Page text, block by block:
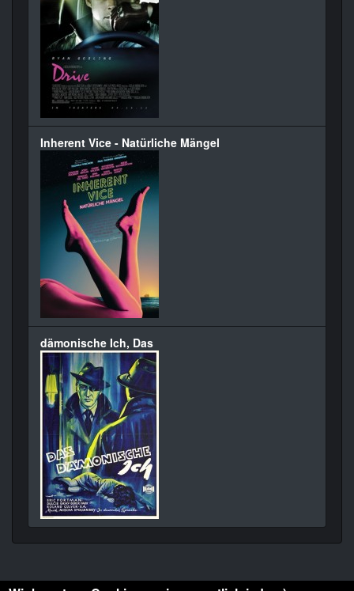
Inherent Vice - Natürliche Mängel
dämonische Ich, Das